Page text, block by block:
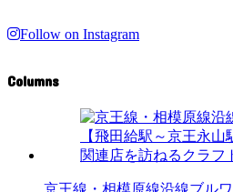
Follow on Instagram
Columns
京王線・相模原線沿線ブル